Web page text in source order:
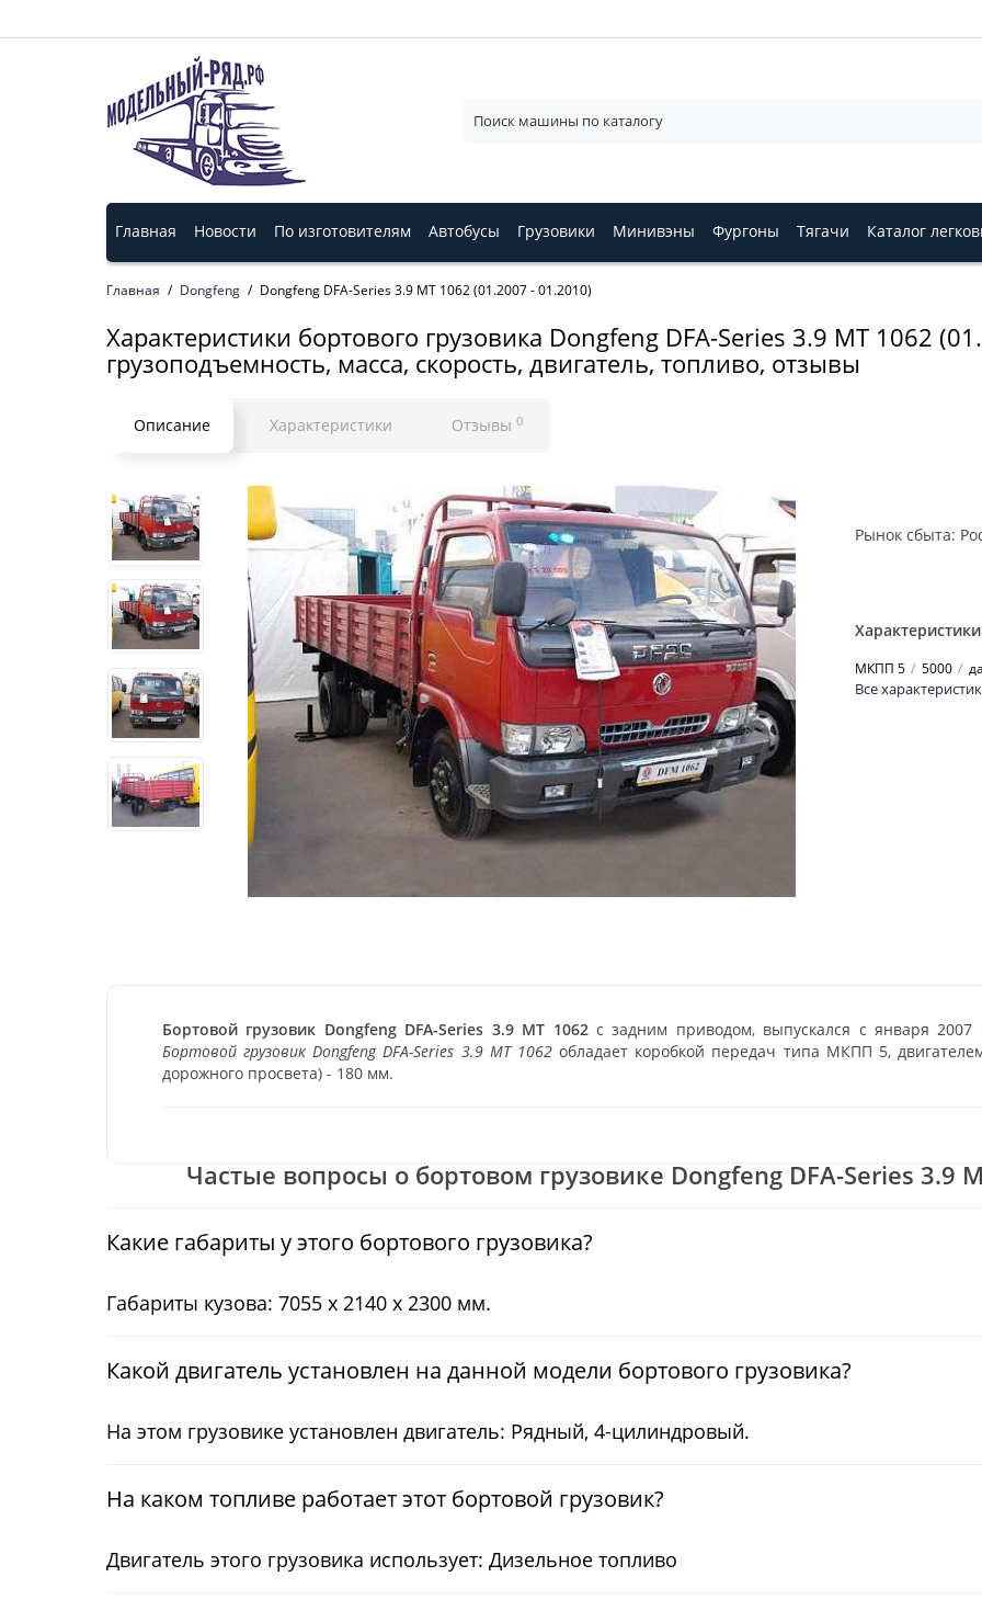
Главная Новости По изготовителям Автобусы Грузовики Минивэны Фургоны Тягачи Каталог
Главная Dongfeng Dongfeng DFA-Series 3.9 MT 1062 (01.2007 - 01.2010)
Характеристики бортового грузовика Dongfeng DFA-Series 3.9 MT 1062
грузоподъемность, масса, скорость, двигатель, топливо, отзывы
Описание Характеристики Отзывы 0
Рынок сбыта:
Характеристики
МКПП 5 5000 да
Все
Бортовой грузовик Dongfeng DFA-Series 3.9 MT 1062с задним приводом, выпускался с января 2007
Бортовой грузовик Dongfeng DFA-Series 3.9 MT 1062обладает коробкой передач типа МКПП 5,
дорожного просвета) - 180 мм.
Частые вопросы о бортовом грузовике Dongfeng DFA-Series 3.9
Какие габариты у этого бортового грузовика?
Габариты кузова: 7055 x 2140 x 2300 мм.
Какой двигатель установлен на данной модели бортового грузовика?
На этом грузовике установлен двигатель: Рядный, 4-цилиндровый.
На каком топливе работает этот бортовой грузовик?
Двигатель этого грузовика использует: Дизельное топливо